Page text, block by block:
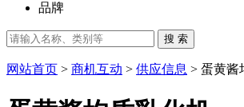
品牌
搜 索
网站首页 > 商机互动 > 供应信息 > 蛋黄酱